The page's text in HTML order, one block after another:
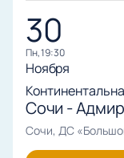
30
пн, 19:30
Ноября
Сочи -
Сочи, ДС